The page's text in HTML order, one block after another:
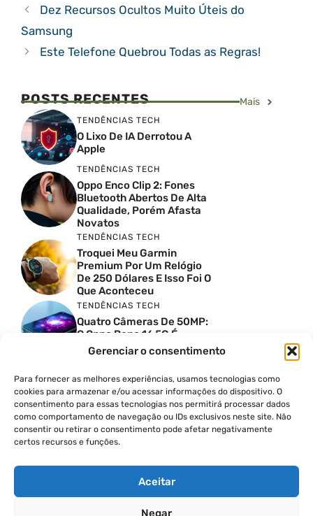
Gerenciar o consentimento
Para fornecer as melhores experiências, usamos tecnologias como
cookies para armazenar e/ou acessar informações do dispositivo. O
consentimento para essas tecnologias nos permitirá processar dados
como comportamento de navegação ou IDs exclusivos neste site. Não
consentir ou retirar o consentimento pode afetar negativamente
certos recursos e funções.
Aceitar
Negar
Dez Recursos Ocultos Muito Úteis do
Samsung
Este Telefone Quebrou Todas as Regras!
POSTS RECENTES Mais
TENDÊNCIAS TECH
O Lixo De IA Derrotou A
Apple
TENDÊNCIAS TECH
Oppo Enco Clip 2: Fones
Bluetooth Abertos De Alta
Qualidade, Porém Afasta
Novatos
TENDÊNCIAS TECH
Troquei Meu Garmin
Premium Por Um Relógio
De 250 Dólares E Isso Foi O
Que Aconteceu
TENDÊNCIAS TECH
Quatro Câmeras De 50MP:
O Oppo Reno 16 5G É
Absurdo
Comparativo De
Especificações Entre O
Vivo X300 Ultra E O
Samsung Galaxy S26 Ultra
PRODUTIVIDADE DIGITAL
Instagram